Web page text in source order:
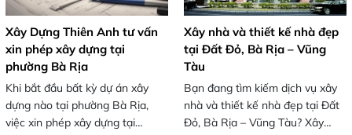
thuật và an toàn, mà còn là điều
kiện để hoàn công, đăng ký
quyền sở hữu và tránh các rủi ro
pháp lý như bị xử phạt hay buộc
phá dỡ.
mà còn là điều kiện để hoàn
công, đăng ký quyền sở hữu và
tránh các rủi ro pháp lý như xử
phạt hay buộc phá dỡ công
Xây Dựng Thiên Anh tư vấn
xin phép xây dựng tại
phường Bà Rịa
Khi bắt đầu bất kỳ dự án xây
dựng nào tại phường Bà Rịa,
việc xin phép xây dựng tại
Xây nhà và thiết kế nhà đẹp
tại Đất Đỏ, Bà Rịa – Vũng
Tàu
Bạn đang tìm kiếm dịch vụ xây
nhà và thiết kế nhà đẹp tại Đất
Đỏ, Bà Rịa – Vũng Tàu? Xây